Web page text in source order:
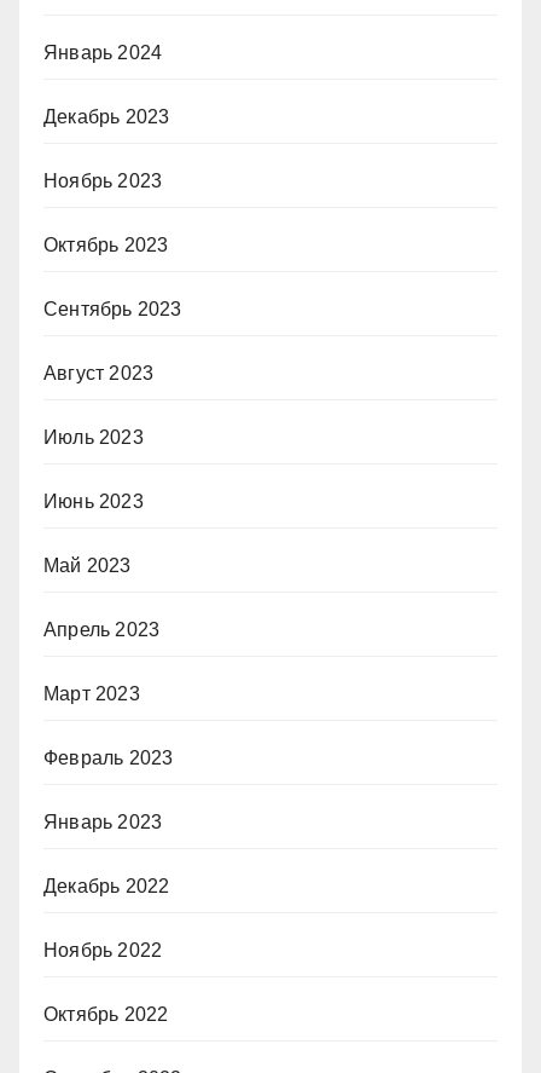
Январь 2024
Декабрь 2023
Ноябрь 2023
Октябрь 2023
Сентябрь 2023
Август 2023
Июль 2023
Июнь 2023
Май 2023
Апрель 2023
Март 2023
Февраль 2023
Январь 2023
Декабрь 2022
Ноябрь 2022
Октябрь 2022